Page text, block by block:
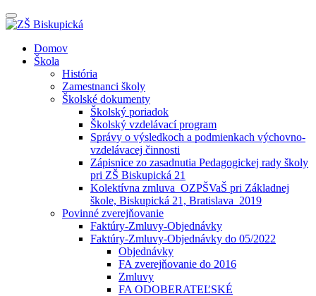
Prepínateľná
navigácia
Prejsť
Domov
Škola
História
Zamestnanci školy
Školské dokumenty
Školský poriadok
Školský vzdelávací program
Správy o výsledkoch a podmienkach výchovno-
vzdelávacej činnosti
Zápisnice zo zasadnutia Pedagogickej rady školy
pri ZŠ Biskupická 21
Kolektívna zmluva_OZPŠVaŠ pri Základnej
škole, Biskupická 21, Bratislava_2019
Povinné zverejňovanie
Faktúry-Zmluvy-Objednávky
Faktúry-Zmluvy-Objednávky do 05/2022
Objednávky
FA zverejňovanie do 2016
Zmluvy
FA ODOBERATEĽSKÉ